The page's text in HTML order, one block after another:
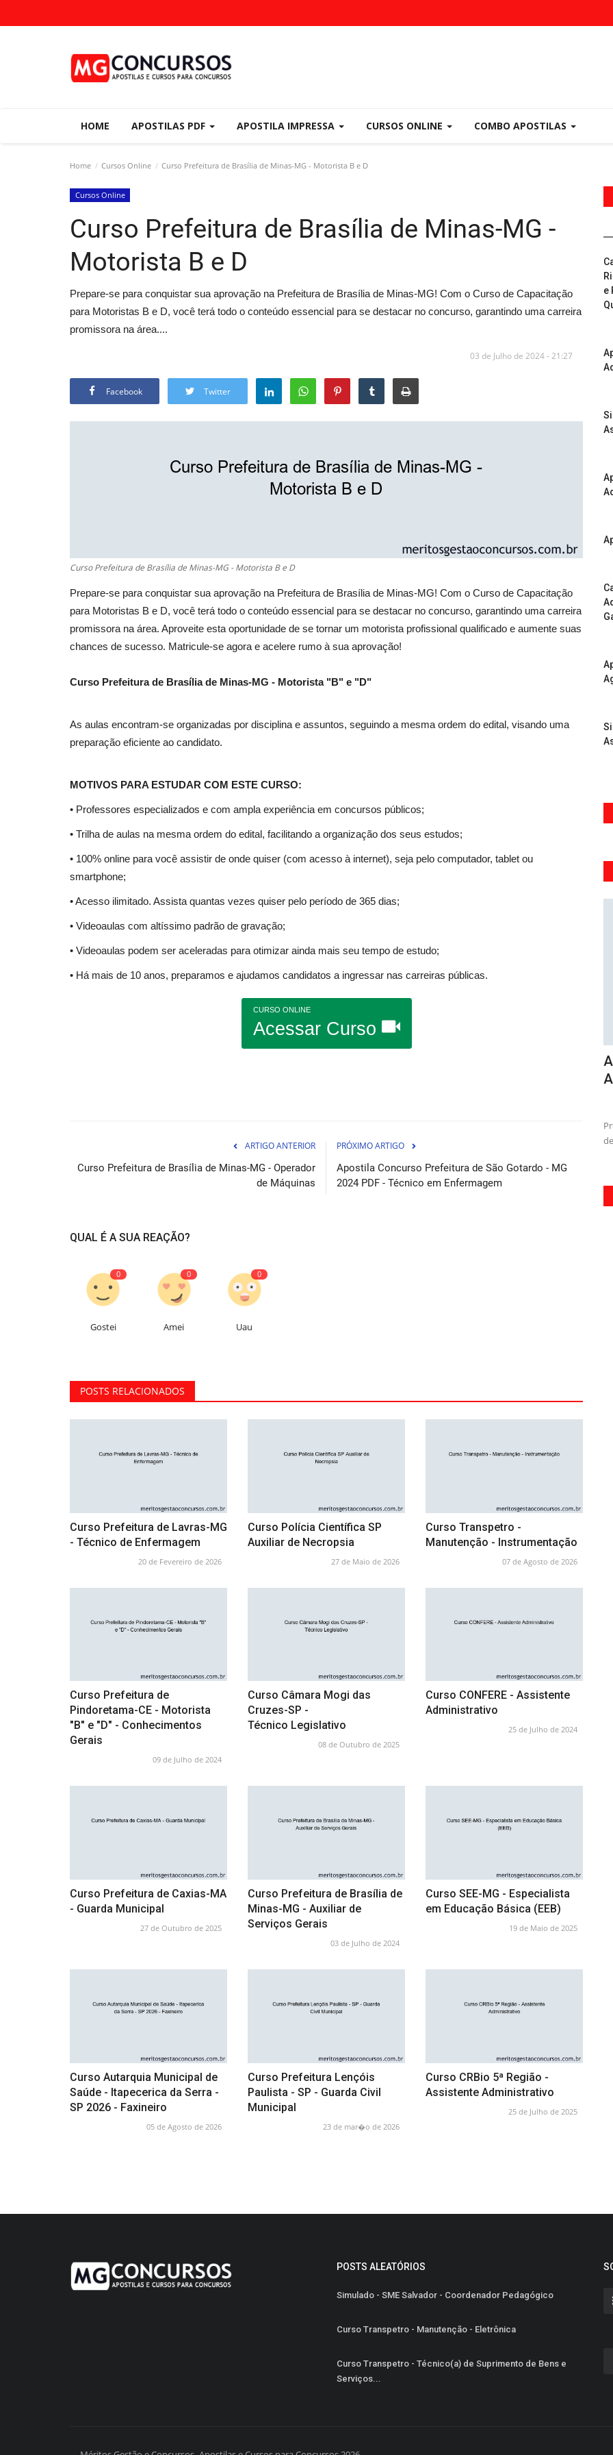
HOME APOSTILAS PDF APOSTILA IMPRESSA CURSOS ONLINE COMBO APOSTILAS
Home Cursos Online Curso Prefeitura de Brasília de Minas-MG - Motorista B e D
Cursos Online
Curso Prefeitura de Brasília de Minas-MG -
Motorista B e D
Prepare-se para conquistar sua aprovação na Prefeitura de Brasília de Minas-MG! Com o Curso de Capacitação
para Motoristas B e D, você terá todo o conteúdo essencial para se destacar no concurso, garantindo uma carreira
promissora na área....
03 de Julho de 2024 - 21:27
Facebook Twitter
Curso Prefeitura de Brasília de Minas-MG - Motorista B e D
Prepare-se para conquistar sua aprovação na Prefeitura de Brasília de Minas-MG! Com o Curso de Capacitação
para Motoristas B e D, você terá todo o conteúdo essencial para se destacar no concurso, garantindo uma carreira
promissora na área. Aproveite esta oportunidade de se tornar um motorista profissional qualificado e aumente suas
chances de sucesso. Matricule-se agora e acelere rumo à sua aprovação!
Curso Prefeitura de Brasília de Minas-MG - Motorista "B" e "D"
As aulas encontram-se organizadas por disciplina e assuntos, seguindo a mesma ordem do edital, visando uma
preparação eficiente ao candidato.
MOTIVOS PARA ESTUDAR COM ESTE CURSO:
• Professores especializados e com ampla experiência em concursos públicos;
• Trilha de aulas na mesma ordem do edital, facilitando a organização dos seus estudos;
• 100% online para você assistir de onde quiser (com acesso à internet), seja pelo computador, tablet ou
smartphone;
• Acesso ilimitado. Assista quantas vezes quiser pelo período de 365 dias;
• Videoaulas com altíssimo padrão de gravação;
• Videoaulas podem ser aceleradas para otimizar ainda mais seu tempo de estudo;
• Há mais de 10 anos, preparamos e ajudamos candidatos a ingressar nas carreiras públicas.
CURSO ONLINE
Acessar Curso
ARTIGO ANTERIOR
Curso Prefeitura de Brasília de Minas-MG - Operador
de Máquinas
PRÓXIMO ARTIGO
Apostila Concurso Prefeitura de São Gotardo - MG
2024 PDF - Técnico em Enfermagem
QUAL É A SUA REAÇÃO?
0
Gostei
0
Amei
0
Uau
POSTS RELACIONADOS
Curso Prefeitura de Lavras-MG
- Técnico de Enfermagem
20 de Fevereiro de 2026
Curso Polícia Científica SP
Auxiliar de Necropsia
27 de Maio de 2026
Curso Transpetro -
Manutenção - Instrumentação
07 de Agosto de 2026
Curso Prefeitura de
Pindoretama-CE - Motorista
"B" e "D" - Conhecimentos
Gerais
09 de Julho de 2024
Curso Câmara Mogi das
Cruzes-SP -
Técnico Legislativo
08 de Outubro de 2025
Curso CONFERE - Assistente
Administrativo
25 de Julho de 2024
Curso Prefeitura de Caxias-MA
- Guarda Municipal
27 de Outubro de 2025
Curso Prefeitura de Brasília de
Minas-MG - Auxiliar de
Serviços Gerais
03 de Julho de 2024
Curso SEE-MG - Especialista
em Educação Básica (EEB)
19 de Maio de 2025
Curso Autarquia Municipal de
Saúde - Itapecerica da Serra -
SP 2026 - Faxineiro
05 de Agosto de 2026
Curso Prefeitura Lençóis
Paulista - SP - Guarda Civil
Municipal
23 de mar�o de 2026
Curso CRBio 5ª Região -
Assistente Administrativo
25 de Julho de 2025
e
Prefeitura de Abaetetuba PA 2026...
de Abaetetuba-PA com...
POSTS ALEATÓRIOS
Simulado - SME Salvador - Coordenador Pedagógico
Curso Transpetro - Manutenção - Eletrônica
Curso Transpetro - Técnico(a) de Suprimento de Bens e
Serviços...